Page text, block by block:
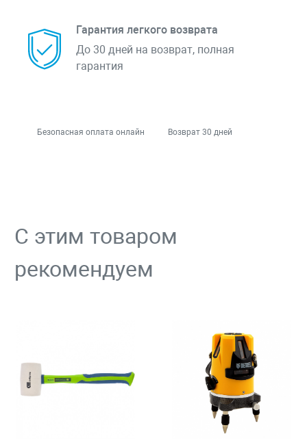
Гарантия легкого возврата
До 30 дней на возврат, полная
гарантия
Безопасная оплата онлайн Возврат 30 дней
С этим товаром
рекомендуем